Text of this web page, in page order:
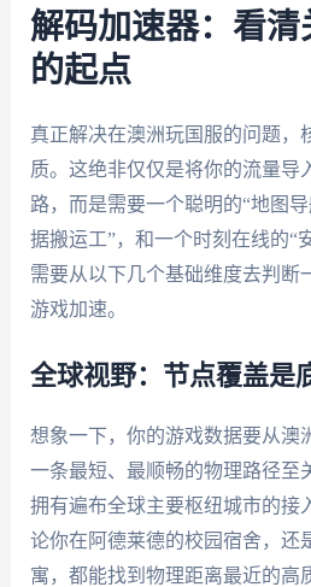
解码加速器：看清
的起点
真正解决在澳洲玩国服的问题，
质。这绝非仅仅是将你的流量导
路，而是需要一个聪明的“地图
据搬运工”，和一个时刻在线的“
需要从以下几个基础维度去判断
游戏加速。
全球视野：节点覆盖是
想象一下，你的游戏数据要从澳
一条最短、最顺畅的物理路径至
拥有遍布全球主要枢纽城市的接
论你在阿德莱德的校园宿舍，还
寓，都能找到物理距离最近的高